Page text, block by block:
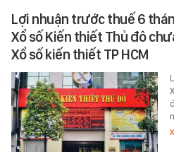
Lợi nhuận trước thuế 6
Xổ số Kiến thiết Thủ đô
Xổ số kiến thiết TP HCM